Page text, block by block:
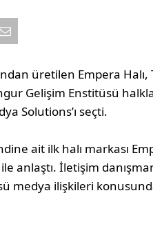
üretilen Empera
Gelişim Enstitüsü
Solutions’ı seçti.
ait ilk halı markası
anlaştı. İletişim
medya ilişkileri